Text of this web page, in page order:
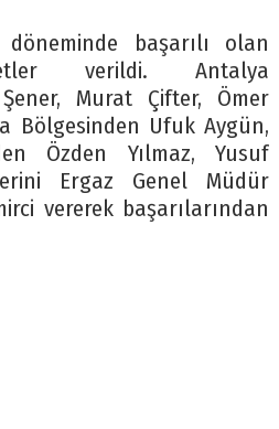
başarılı olan
verildi. Antalya
Murat Çifter, Ömer
Bölgesinden Ufuk Aygün,
Özden Yılmaz, Yusuf
Ergaz Genel Müdür
vererek başarılarından